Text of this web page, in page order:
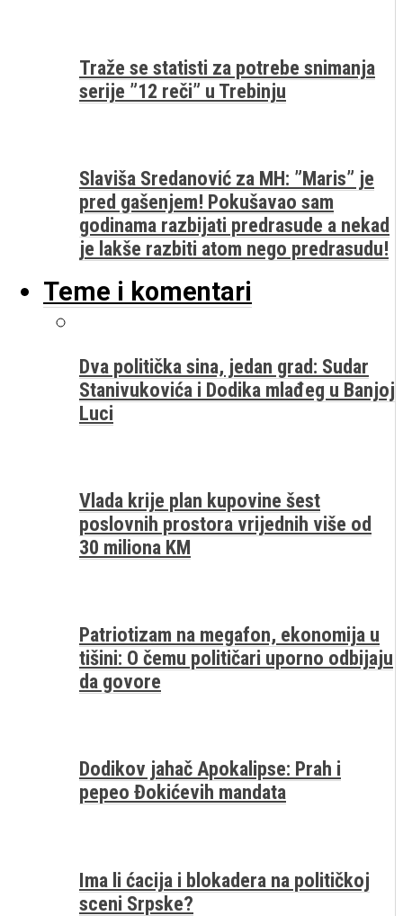
Traže se statisti za potrebe snimanja
serije ”12 reči” u Trebinju
Slaviša Sredanović za MH: ”Maris” je
pred gašenjem! Pokušavao sam
godinama razbijati predrasude a nekad
je lakše razbiti atom nego predrasudu!
Teme i komentari
Dva politička sina, jedan grad: Sudar
Stanivukovića i Dodika mlađeg u Banjoj
Luci
Vlada krije plan kupovine šest
poslovnih prostora vrijednih više od
30 miliona KM
Patriotizam na megafon, ekonomija u
tišini: O čemu političari uporno odbijaju
da govore
Dodikov jahač Apokalipse: Prah i
pepeo Đokićevih mandata
Ima li ćacija i blokadera na političkoj
sceni Srpske?